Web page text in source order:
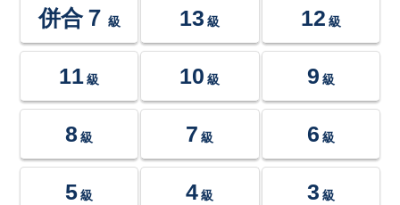
併合７ 級 13 級 12 級
11 級 10 級 9 級
8 級 7 級 6 級
5 級 4 級 3 級